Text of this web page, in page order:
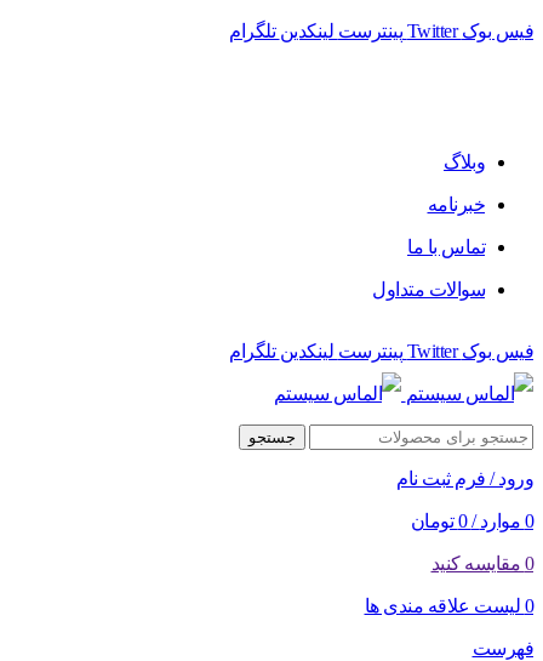
فیس بوک Twitter پینترست لینکدین تلگرام
وبلاگ
خبرنامه
تماس با ما
سوالات متداول
فیس بوک Twitter پینترست لینکدین تلگرام
جستجو
ورود / فرم ثبت نام
0 موارد /
0 تومان
0 مقایسه کنید
0 لیست علاقه مندی ها
فهرست